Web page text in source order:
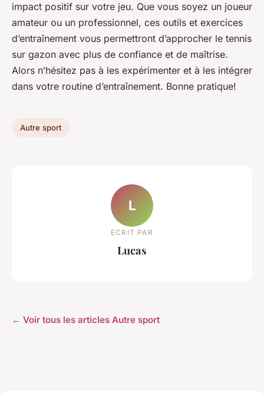
impact positif sur votre jeu. Que vous soyez un joueur
amateur ou un professionnel, ces outils et exercices
d’entraînement vous permettront d’approcher le tennis
sur gazon avec plus de confiance et de maîtrise.
Alors n’hésitez pas à les expérimenter et à les intégrer
dans votre routine d’entraînement. Bonne pratique!
Autre sport
L
ECRIT PAR
Lucas
← Voir tous les articles Autre sport